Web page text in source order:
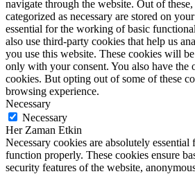
navigate through the website. Out of
categorized as necessary are stored on
essential for the working of basic
also use third-party cookies that help us
you use this website. These cookies will
only with your consent. You also have the
cookies. But opting out of some of these
browsing experience.
Necessary
Necessary
Her Zaman Etkin
Necessary cookies are absolutely essential
function properly. These cookies ensure
security features of the website,